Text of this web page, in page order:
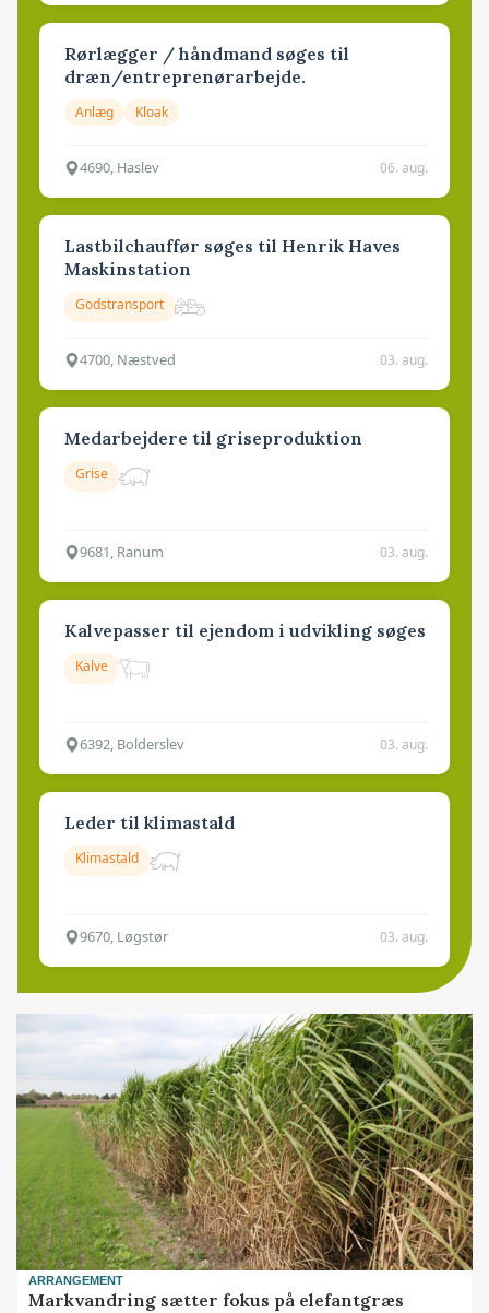
Rørlægger / håndmand søges til
dræn/entreprenørarbejde.
Anlæg Kloak
4690, Haslev 06. aug.
Lastbilchauffør søges til Henrik Haves
Maskinstation
Godstransport
4700, Næstved 03. aug.
Medarbejdere til griseproduktion
Grise
9681, Ranum 03. aug.
Kalvepasser til ejendom i udvikling søges
Kalve
6392, Bolderslev 03. aug.
Leder til klimastald
Klimastald
9670, Løgstør 03. aug.
ARRANGEMENT
Markvandring sætter fokus på elefantgræs